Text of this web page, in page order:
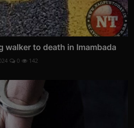
walker to death in Imambada
0 142